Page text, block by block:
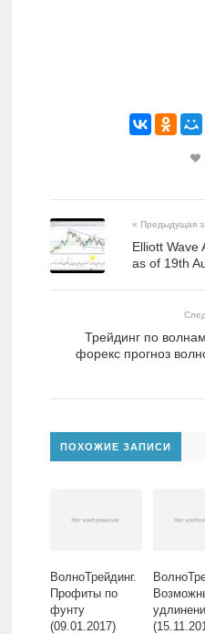
« Предыдущая
Elliott Wave
as of 19th
Трейдинг по
форекс прогноз
ПОХОЖИЕ ЗАПИСИ
ВолноТрейдинг.
Профиты по
фунту
(09.01.2017)